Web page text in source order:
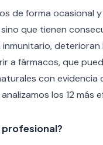
de forma ocasional
que tienen
a fármacos, que
con
los 12 más
profesional?